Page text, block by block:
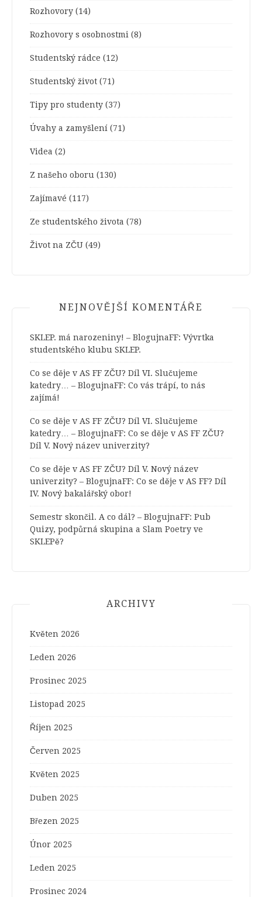
Rozhovory (14)
Rozhovory s osobnostmi (8)
Studentský rádce (12)
Studentský život (71)
Tipy pro studenty (37)
Úvahy a zamyšlení (71)
Videa (2)
Z našeho oboru (130)
Zajímavé (117)
Ze studentského života (78)
Život na ZČU (49)
NEJNOVĚJŠÍ KOMENTÁŘE
SKLEP. má narozeniny! – BlogujnaFF: Vývrtka
studentského klubu SKLEP.
Co se děje v AS FF ZČU? Díl VI. Slučujeme
katedry… – BlogujnaFF: Co vás trápí, to nás
zajímá!
Co se děje v AS FF ZČU? Díl VI. Slučujeme
katedry… – BlogujnaFF: Co se děje v AS FF ZČU?
Díl V. Nový název univerzity?
Co se děje v AS FF ZČU? Díl V. Nový název
univerzity? – BlogujnaFF: Co se děje v AS FF? Díl
IV. Nový bakalářský obor!
Semestr skončil. A co dál? – BlogujnaFF: Pub
Quizy, podpůrná skupina a Slam Poetry ve
SKLEPě?
ARCHIVY
Květen 2026
Leden 2026
Prosinec 2025
Listopad 2025
Říjen 2025
Červen 2025
Květen 2025
Duben 2025
Březen 2025
Únor 2025
Leden 2025
Prosinec 2024